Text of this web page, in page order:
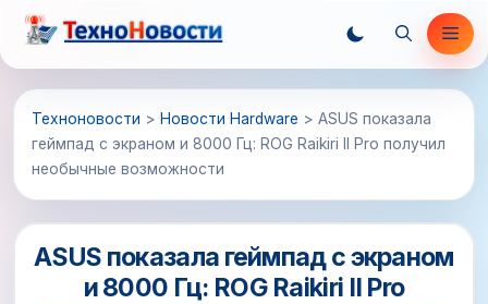
Перейти
содержимому
Техноновости > Новости Hardware > ASUS показала
геймпад с экраном и 8000 Гц: ROG Raikiri II Pro получил
необычные возможности
ASUS показала геймпад с экраном
и 8000 Гц: ROG Raikiri II Pro